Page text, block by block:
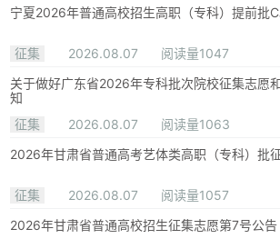
宁夏2026年普通高校招生高职（专科）提前批
征集 2026.08.07
阅读量1047
关于做好广东省2026年专科批次院校征集志愿
知
征集
2026.08.07
阅读量1063
2026年甘肃省普通高考艺体类高职（专科）批
征集 2026.08.07
阅读量1057
2026年甘肃省普通高校招生征集志愿第7号公告